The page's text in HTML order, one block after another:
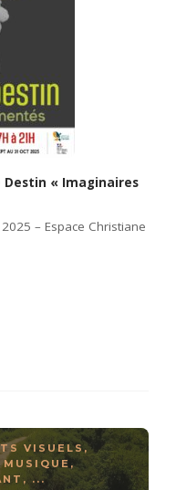
Destin « Imaginaires
2025 – Espace Christiane
VISUELS ,
MUSIQUE ,
, ...